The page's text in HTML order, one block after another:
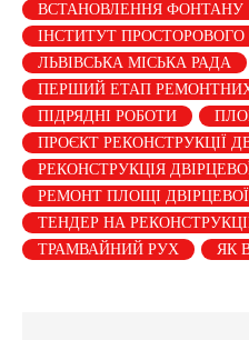
ВСТАНОВЛЕННЯ ФОНТАНУ
ІНСТИТУТ ПРОСТОРОВОГО
ЛЬВІВСЬКА МІСЬКА РАДА
ПЕРШИЙ ЕТАП РЕМОНТНИХ
ПІДРЯДНІ РОБОТИ
ПРОЄКТ РЕКОНСТРУКЦІЇ
РЕКОНСТРУКЦІЯ
РЕМОНТ ПЛОЩІ ДВІРЦЕВОЇ
ТЕНДЕР НА
ТРАМВАЙНИЙ РУХ
ЯК